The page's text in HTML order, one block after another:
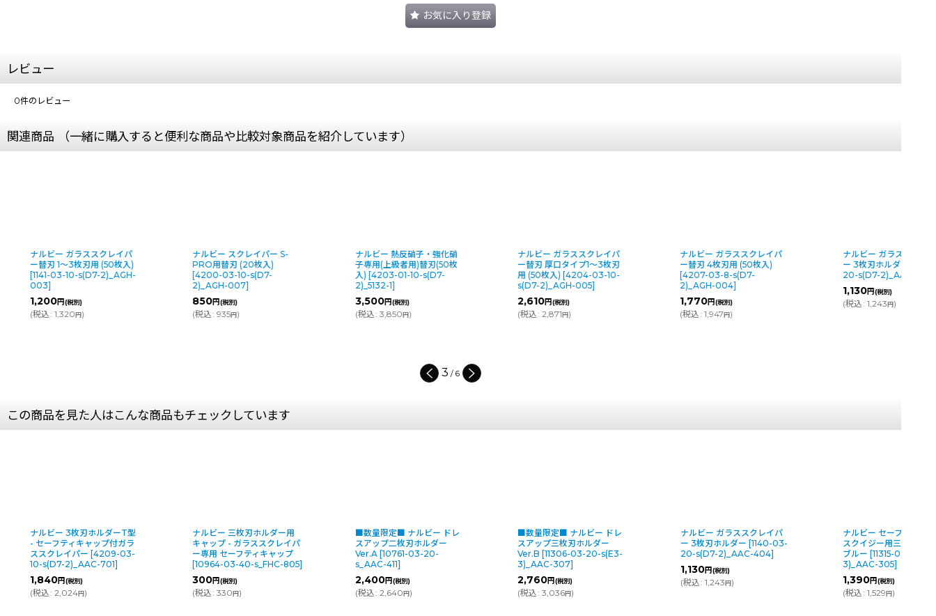
お気に入り登録
レビュー
0件のレビュー
関連商品 （一緒に購入すると便利な商品や比較対象商品を紹介しています）
ナルビー ガラススクレイパ
ー替刃 1〜3枚刃用 (50枚入)
[1141-03-10-s(D7-2)_AGH-
003]
1,200円(税別)
(税込 : 1,320円)
ナルビー スクレイパー S-
PRO用替刃 (20枚入)
[4200-03-10-s(D7-
2)_AGH-007]
850円(税別)
(税込 : 935円)
ナルビー 熱反硝子・強化硝
子専用(上級者用)替刃(50枚
入) [4203-01-10-s(D7-
2)_5132-1]
3,500円(税別)
(税込 : 3,850円)
ナルビー ガラススクレイパ
ー替刃 厚口タイプ1〜3枚刃
用 (50枚入) [4204-03-10-
s(D7-2)_AGH-005]
2,610円(税別)
(税込 : 2,871円)
ナルビー ガラススクレイパ
ー替刃 4枚刃用 (50枚入)
[4207-03-8-s(D7-
2)_AGH-004]
1,770円(税別)
(税込 : 1,947円)
ナルビー ガラススクレ
ー 3枚刃ホルダー
20-s(D7-2)_AAC-404
1,130円(税別)
(税込 : 1,243円)
3 / 6
この商品を見た人はこんな商品もチェックしています
ナルビー 3枚刃ホルダーT型
- セーフティキャップ付ガラ
ススクレイパー [4209-03-
10-s(D7-2)_AAC-701]
1,840円(税別)
(税込: 2,024円)
ナルビー 三枚刃ホルダー用
キャップ - ガラススクレイパ
ー専用 セーフティキャップ
[10964-03-40-s_FHC-805]
300円(税別)
(税込: 330円)
■数量限定■ ナルビー ドレ
スアップ二枚刃ホルダー
Ver.A [10761-03-20-
s_AAC-411]
2,400円(税別)
(税込: 2,640円)
■数量限定■ ナルビー ドレ
スアップ三枚刃ホルダー
Ver.B [11306-03-20-s(E3-
3)_AAC-307]
2,760円(税別)
(税込: 3,036円)
ナルビー ガラススクレイパ
ー 3枚刃ホルダー [1140-03-
20-s(D7-2)_AAC-404]
1,130円(税別)
(税込: 1,243円)
ナルビー セーフティカ
スクイジー用三枚刃ホ
ブルー [11315-03-14-
3)_AAC-305]
1,390円(税別)
(税込: 1,529円)